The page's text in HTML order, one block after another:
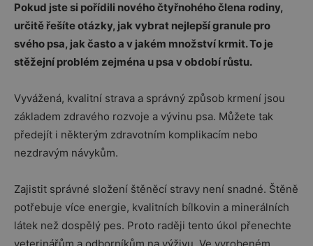
Pokud jste si pořídili nového čtyřnohého člena rodiny,
určitě řešíte otázky, jak vybrat nejlepší granule pro
svého psa, jak často a v jakém množství krmit. To je
stěžejní problém zejména u psa v období růstu.
Vyvážená, kvalitní strava a správný způsob krmení jsou
základem zdravého rozvoje a vývinu psa. Můžete tak
předejít i některým zdravotním komplikacím nebo
nezdravým návykům.
Zajistit správné složení štěněcí stravy není snadné. Štěně
potřebuje více energie, kvalitních bílkovin a minerálních
látek než dospělý pes. Proto raději tento úkol přenechte